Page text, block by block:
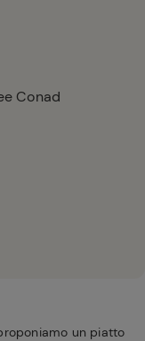
Conad
un piatto